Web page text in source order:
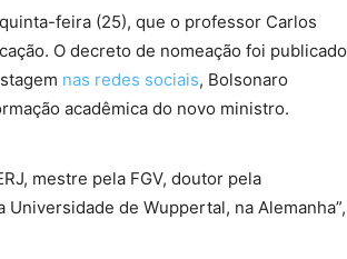
feira (25), que o professor Carlos
O decreto de nomeação foi publicado
nas redes sociais, Bolsonaro
acadêmica do novo ministro.
mestre pela FGV, doutor pela
de Wuppertal, na Alemanha”,